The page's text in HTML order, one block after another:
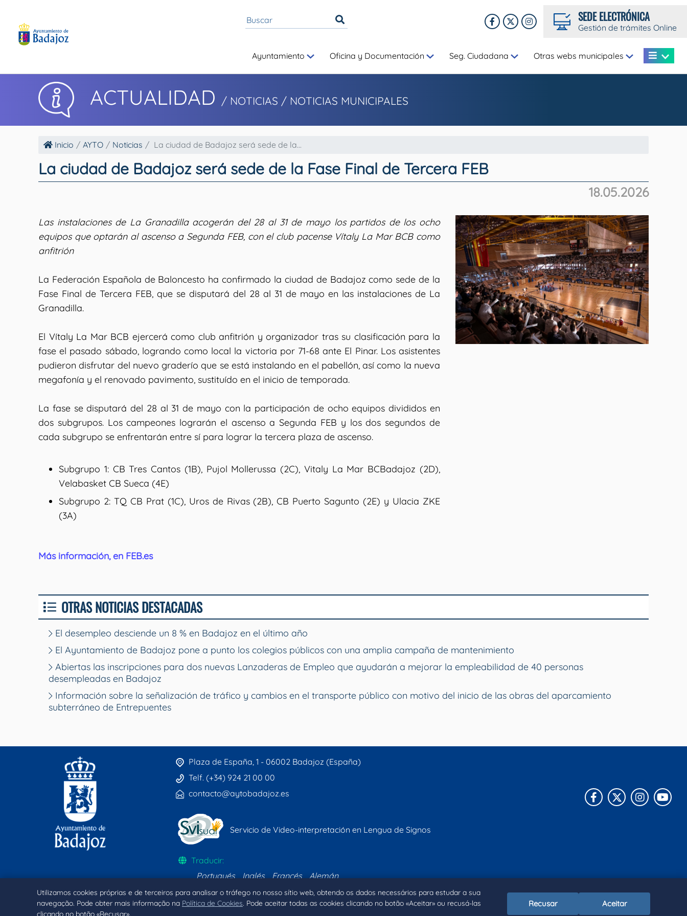
Utilizamos cookies próprias e de terceiros para analisar o tráfego no nosso sítio web, obtendo os dados necessários para estudar a sua
navegação. Pode obter mais informação na Política de Cookies. Pode aceitar todas as cookies clicando no botão «Aceitar» ou recusá-las
clicando no botão «Recusar».
Recusar Aceitar
SEDE ELECTRÓNICA
Gestión de trámites Online
Ayuntamiento Oficina y Documentación Seg. Ciudadana Otras webs municipales
ACTUALIDAD / NOTICIAS / NOTICIAS MUNICIPALES
Inicio AYTO Noticias La ciudad de Badajoz será sede de la...
La ciudad de Badajoz será sede de la Fase Final de Tercera FEB
18.05.2026
Las instalaciones de La Granadilla acogerán del 28 al 31 de mayo los partidos de los ocho
equipos que optarán al ascenso a Segunda FEB, con el club pacense Vítaly La Mar BCB como
anfitrión
La Federación Española de Baloncesto ha confirmado la ciudad de Badajoz como sede de la
Fase Final de Tercera FEB, que se disputará del 28 al 31 de mayo en las instalaciones de La
Granadilla.
El Vítaly La Mar BCB ejercerá como club anfitrión y organizador tras su clasificación para la
fase el pasado sábado, logrando como local la victoria por 71-68 ante El Pinar. Los asistentes
pudieron disfrutar del nuevo graderío que se está instalando en el pabellón, así como la nueva
megafonía y el renovado pavimento, sustituído en el inicio de temporada.
La fase se disputará del 28 al 31 de mayo con la participación de ocho equipos divididos en
dos subgrupos. Los campeones lograrán el ascenso a Segunda FEB y los dos segundos de
cada subgrupo se enfrentarán entre sí para lograr la tercera plaza de ascenso.
Subgrupo 1: CB Tres Cantos (1B), Pujol Mollerussa (2C), Vitaly La Mar BCBadajoz (2D),
Velabasket CB Sueca (4E)
Subgrupo 2: TQ CB Prat (1C), Uros de Rivas (2B), CB Puerto Sagunto (2E) y Ulacia ZKE
(3A)
Más información, en FEB.es
OTRAS NOTICIAS DESTACADAS
El desempleo desciende un 8 % en Badajoz en el último año
El Ayuntamiento de Badajoz pone a punto los colegios públicos con una amplia campaña de mantenimiento
Abiertas las inscripciones para dos nuevas Lanzaderas de Empleo que ayudarán a mejorar la empleabilidad de 40 personas
desempleadas en Badajoz
Información sobre la señalización de tráfico y cambios en el transporte público con motivo del inicio de las obras del aparcamiento
subterráneo de Entrepuentes
Plaza de España, 1 - 06002 Badajoz (España)
Telf. (+34) 924 21 00 00
contacto@aytobadajoz.es
Facebook
X
Servicio de Video-interpretación en Lengua de Signos
Traducir:
Portugués
Inglés Francés Alemán